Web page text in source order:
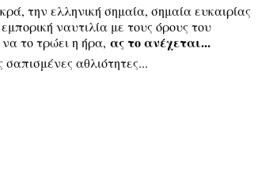
την ελληνική σημαία, σημαία ευκαιρίας
ναυτιλία με τους όρους του
το τρώει η ήρα, ας το ανέχεται...
αθλιότητες...